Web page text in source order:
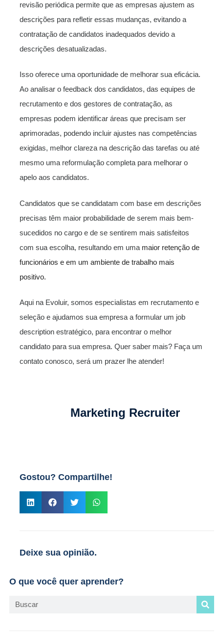
revisão periódica permite que as empresas ajustem as
descrições para refletir essas mudanças, evitando a
contratação de candidatos inadequados devido a
descrições desatualizadas.
Isso oferece uma oportunidade de melhorar sua eficácia.
Ao analisar o feedback dos candidatos, das equipes de
recrutamento e dos gestores de contratação, as
empresas podem identificar áreas que precisam ser
aprimoradas, podendo incluir ajustes nas competências
exigidas, melhor clareza na descrição das tarefas ou até
mesmo uma reformulação completa para melhorar o
apelo aos candidatos.
Candidatos que se candidatam com base em descrições
precisas têm maior probabilidade de serem mais bem-
sucedidos no cargo e de se sentirem mais satisfeitos
com sua escolha, resultando em uma maior retenção de
funcionários e em um ambiente de trabalho mais
positivo.
Aqui na Evoluir, somos especialistas em recrutamento e
seleção e ajudamos sua empresa a formular um job
description estratégico, para encontrar o melhor
candidato para sua empresa. Quer saber mais? Faça um
contato conosco, será um prazer lhe atender!
Marketing Recruiter
Gostou? Compartilhe!
Deixe sua opinião.
O que você quer aprender?